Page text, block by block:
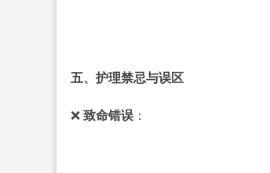
五、护理禁忌与误区
❌ 致命错误：